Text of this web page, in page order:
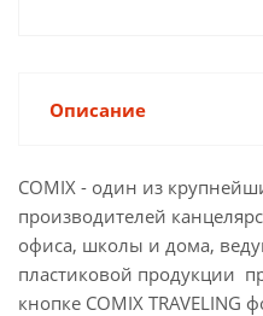
Описание
COMIX - один из
производителей
офиса, школы и дома,
пластиковой продукции
кнопке COMIX